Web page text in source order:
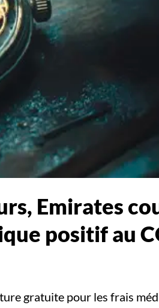
Emirates
positif au
gratuite pour les frais